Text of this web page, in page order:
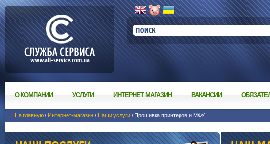
О КОМПАНИИ УСЛУГИ ИНТЕРНЕТ МАГАЗИН ВАКАНСИИ
На главную / Интернет-магазин / Наши услуги / Прошивка принтеров и МФУ